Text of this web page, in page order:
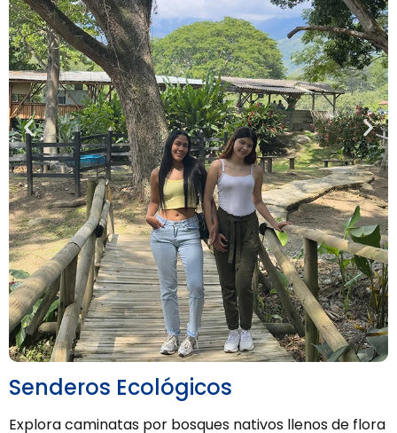
Senderos Ecológicos
Explora caminatas por bosques nativos llenos de flora